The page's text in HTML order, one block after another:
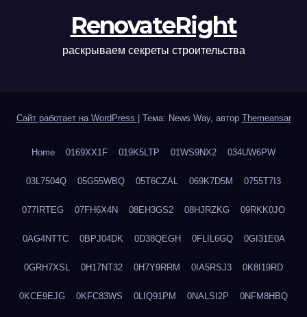
RenovateRight
раскрываем секреты строительства
Сайт работает на WordPress Тема: News Way, автор Themeansar
Home 0169XX1F 019K5LTP 01WS9NX2 034UW6PW
03L7504Q 05G55WBQ 05T6CZAL 069K7D5M 0755T7I3
077IRTEG 07FH6X4N 08EH3GS2 08HJRZKG 09RKK0JO
0AG4NTTC 0BPJ04DK 0D38QEGH 0FLIL6GQ 0GI31E0A
0GRH7XSL 0H17NT32 0H7Y9RRM 0IA5RSJ3 0K8I19RD
0KCE9EJG 0KFC83WS 0LIQ91PM 0NALSI2P 0NFM8HBQ